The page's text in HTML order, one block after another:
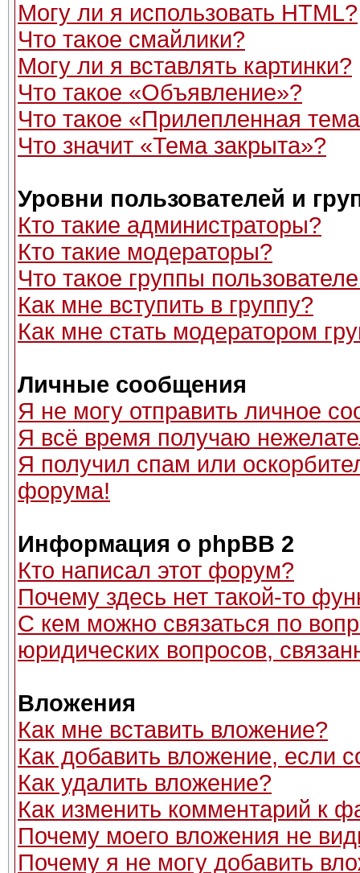
Могу ли я использовать HTML?
Что такое смайлики?
Могу ли я вставлять картинки?
Что такое «Объявление»?
Что такое «Прилепленная
Что значит «Тема закрыта»?
Уровни пользователей и
Кто такие администраторы?
Кто такие модераторы?
Что такое группы
Как мне вступить в группу?
Как мне стать модератором
Личные сообщения
Я не могу отправить личное
Я всё время получаю
Я получил спам или
форума!
Информация о phpBB 2
Кто написал этот форум?
Почему здесь нет такой-то
С кем можно связаться по
юридических вопросов,
Вложения
Как мне вставить вложение?
Как добавить вложение, если
Как удалить вложение?
Как изменить комментарий к
Почему моего вложения не
Почему я не могу добавить